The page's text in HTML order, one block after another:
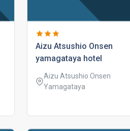
aizu atsushio onsen
yamagataya hotel
Aizu Atsushio Onsen
Yamagataya